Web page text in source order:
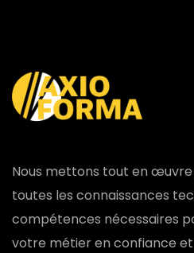
Nous mettons tout en
toutes les connaissances
compétences nécessaires
votre métier en confiance